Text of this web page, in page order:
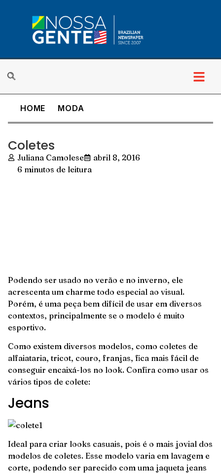
HOME MODA
Coletes
Juliana Camolese
abril 8, 2016
6 minutos de leitura
Podendo ser usado no verão e no inverno, ele
acrescenta um charme todo especial ao visual.
Porém, é uma peça bem difícil de usar em diversos
contextos, principalmente se o modelo é muito
esportivo.
Como existem diversos modelos, como coletes de
alfaiataria, tricot, couro, franjas, fica mais fácil de
conseguir encaixá-los no look. Confira como usar os
vários tipos de colete:
Jeans
Ideal para criar looks casuais, pois é o mais jovial dos
modelos de coletes. Esse modelo varia em lavagem e
corte, podendo ser parecido com uma jaqueta jeans